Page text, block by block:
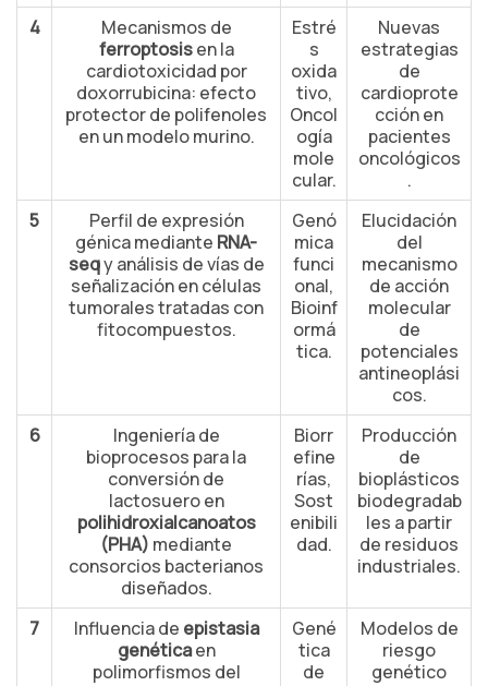
4
Mecanismos de
ferroptosisen la
cardiotoxicidad por
doxorrubicina: efecto
protector de polifenoles
en un modelo murino.
Estré
s
oxida
tivo,
Oncol
ogía
mole
cular.
Nuevas
estrategias
de
cardioprote
cción en
pacientes
oncológicos
.
5
Perfil de expresión
génica mediante RNA-
seqy análisis de vías de
señalización en células
tumorales tratadas con
fitocompuestos.
Genó
mica
funci
onal,
Bioinf
ormá
tica.
Elucidación
del
mecanismo
de acción
molecular
de
potenciales
antineoplási
cos.
6
Ingeniería de
bioprocesos para la
conversión de
lactosuero en
polihidroxialcanoatos
(PHA) mediante
consorcios bacterianos
diseñados.
Biorr
efine
rías,
Sost
enibili
dad.
Producción
de
bioplásticos
biodegradab
les a partir
de residuos
industriales.
7 Influencia de epistasia
genéticaen
polimorfismos del
Gené
tica
de
Modelos de
riesgo
genético